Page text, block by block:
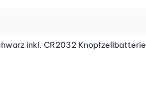
inkl. CR2032 Knopfzellbatterie